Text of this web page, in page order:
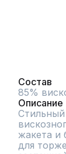
Состав
85%
Описание
жакета и
для